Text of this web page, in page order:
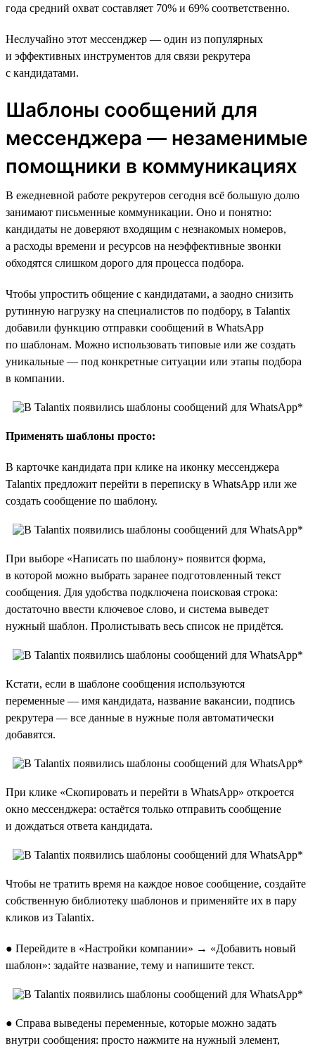
года средний охват составляет 70% и 69% соответственно.
Неслучайно этот мессенджер — один из популярных
и эффективных инструментов для связи рекрутера
с кандидатами.
Шаблоны сообщений для
мессенджера — незаменимые
помощники в коммуникациях
В ежедневной работе рекрутеров сегодня всё большую долю
занимают письменные коммуникации. Оно и понятно:
кандидаты не доверяют входящим с незнакомых номеров,
а расходы времени и ресурсов на неэффективные звонки
обходятся слишком дорого для процесса подбора.
Чтобы упростить общение с кандидатами, а заодно снизить
рутинную нагрузку на специалистов по подбору, в Talantix
добавили функцию отправки сообщений в WhatsApp
по шаблонам. Можно использовать типовые или же создать
уникальные — под конкретные ситуации или этапы подбора
в компании.
Применять шаблоны просто:
В карточке кандидата при клике на иконку мессенджера
Talantix предложит перейти в переписку в WhatsApp или же
создать сообщение по шаблону.
При выборе «Написать по шаблону» появится форма,
в которой можно выбрать заранее подготовленный текст
сообщения. Для удобства подключена поисковая строка:
достаточно ввести ключевое слово, и система выведет
нужный шаблон. Пролистывать весь список не придётся.
Кстати, если в шаблоне сообщения используются
переменные — имя кандидата, название вакансии, подпись
рекрутера — все данные в нужные поля автоматически
добавятся.
При клике «Скопировать и перейти в WhatsApp» откроется
окно мессенджера: остаётся только отправить сообщение
и дождаться ответа кандидата.
Чтобы не тратить время на каждое новое сообщение, создайте
собственную библиотеку шаблонов и применяйте их в пару
кликов из Talantix.
● Перейдите в «Настройки компании» → «Добавить новый
шаблон»: задайте название, тему и напишите текст.
● Справа выведены переменные, которые можно задать
внутри сообщения: просто нажмите на нужный элемент,